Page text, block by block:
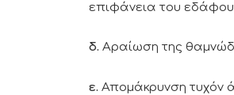
επιφάνεια του
δ. Αραίωση της
ε. Απομάκρυνση τυχόν